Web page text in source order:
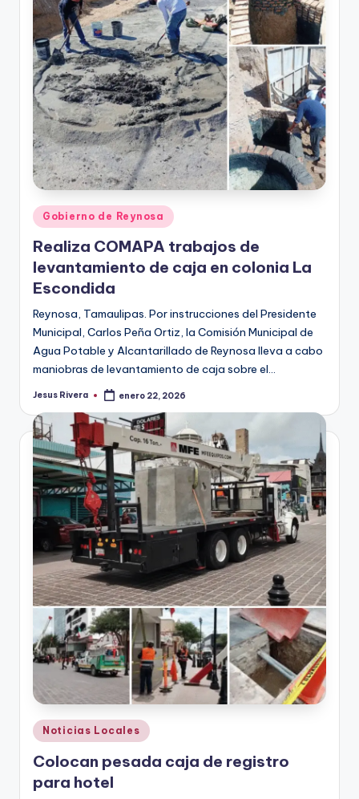
s
s
Publicado
en
Gobierno de Reynosa
Realiza COMAPA trabajos de
levantamiento de caja en colonia La
Escondida
Reynosa, Tamaulipas. Por instrucciones del Presidente
Municipal, Carlos Peña Ortiz, la Comisión Municipal de
Agua Potable y Alcantarillado de Reynosa lleva a cabo
maniobras de levantamiento de caja sobre el…
Publicado
Jesus Rivera enero 22, 2026
Publicado
en
Noticias Locales
Colocan pesada caja de registro
para hotel